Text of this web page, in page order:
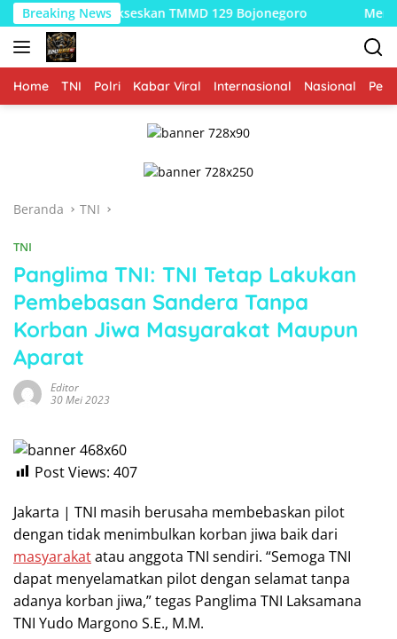
Langsung
ke
konten
Breaking News
Sukseskan TMMD 129 Bojonegoro Merajut Asa di
Home TNI Polri Kabar Viral Internasional Nasional
Beranda TNI
TNI
Panglima TNI: TNI Tetap Lakukan
Pembebasan Sandera Tanpa
Korban Jiwa Masyarakat Maupun
Aparat
Editor
30 Mei 2023
Post Views: 407
Jakarta | TNI masih berusaha membebaskan pilot
dengan tidak menimbulkan korban jiwa baik dari
masyarakatatau anggota TNI sendiri. “Semoga TNI
dapat menyelamatkan pilot dengan selamat tanpa
adanya korban jiwa,” tegas Panglima TNI Laksamana
TNI Yudo Margono S.E., M.M.